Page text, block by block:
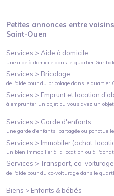
Petites annonces entre
Saint-Ouen
Services >Aide à domicile
une aide à domicile dans le quartier
Services > Bricolage
de l'aide pour du bricolage dans le quartier
Services > Emprunt et location
à emprunter un objet ou vous avez un objet
Services > Garde d'enfants
une garde d'enfants, partagée ou ponctuelle
Services > Immobiler (achat,
un bien immobilier à la location ou à l'achat
Services >Transport, co-voiturage
de l'aide pour du co-voiturage dans le
Biens > Enfants & bébés